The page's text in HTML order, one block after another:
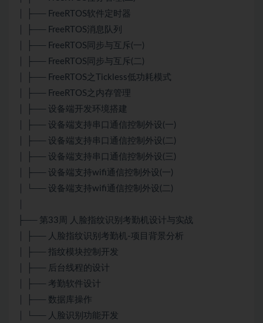
│ ├── FreeRTOS软件定时器
│ ├── FreeRTOS消息队列
│ ├── FreeRTOS同步与互斥(一)
│ ├── FreeRTOS同步与互斥(二)
│ ├── FreeRTOS之Tickless低功耗模式
│ ├── FreeRTOS之内存管理
│ ├── 设备端开发环境搭建
│ ├── 设备端支持串口通信控制外设(一)
│ ├── 设备端支持串口通信控制外设(二)
│ ├── 设备端支持串口通信控制外设(三)
│ ├── 设备端支持wifi通信控制外设(一)
│ └── 设备端支持wifi通信控制外设(二)
├── 第33周 人脸指纹识别考勤机设计与实战
│ ├── 人脸指纹识别考勤机-项目背景分析
│ ├── 指纹模块控制开发
│ ├── 后台线程的设计
│ ├── 考勤软件设计
│ ├── 数据库操作
│ └── 人脸识别功能开发